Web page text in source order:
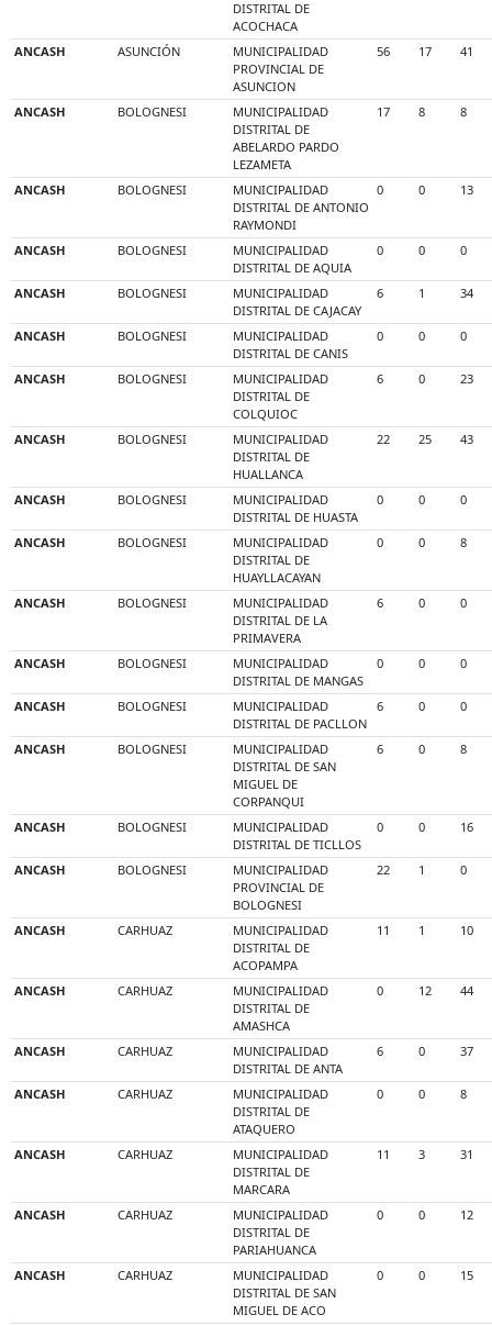
DISTRITAL DE
ACOCHACA
ANCASH ASUNCIÓN
MUNICIPALIDAD
PROVINCIAL DE
ASUNCION
56 17 41
ANCASH BOLOGNESI
MUNICIPALIDAD
DISTRITAL DE
ABELARDO PARDO
LEZAMETA
17 8 8
ANCASH BOLOGNESI
MUNICIPALIDAD
DISTRITAL DE ANTONIO
RAYMONDI
0 0 13
ANCASH BOLOGNESI
MUNICIPALIDAD
DISTRITAL DE AQUIA
0 0 0
ANCASH BOLOGNESI
MUNICIPALIDAD
DISTRITAL DE CAJACAY
6 1 34
ANCASH BOLOGNESI
MUNICIPALIDAD
DISTRITAL DE CANIS
0 0 0
ANCASH BOLOGNESI
MUNICIPALIDAD
DISTRITAL DE
COLQUIOC
6 0 23
ANCASH BOLOGNESI
MUNICIPALIDAD
DISTRITAL DE
HUALLANCA
22 25 43
ANCASH BOLOGNESI
MUNICIPALIDAD
DISTRITAL DE HUASTA
0 0 0
ANCASH BOLOGNESI
MUNICIPALIDAD
DISTRITAL DE
HUAYLLACAYAN
0 0 8
ANCASH BOLOGNESI
MUNICIPALIDAD
DISTRITAL DE LA
PRIMAVERA
6 0 0
ANCASH BOLOGNESI
MUNICIPALIDAD
DISTRITAL DE MANGAS
0 0 0
ANCASH BOLOGNESI
MUNICIPALIDAD
DISTRITAL DE PACLLON
6 0 0
ANCASH BOLOGNESI
MUNICIPALIDAD
DISTRITAL DE SAN
MIGUEL DE
CORPANQUI
6 0 8
ANCASH BOLOGNESI
MUNICIPALIDAD
DISTRITAL DE TICLLOS
0 0 16
ANCASH BOLOGNESI
MUNICIPALIDAD
PROVINCIAL DE
BOLOGNESI
22 1 0
ANCASH CARHUAZ
MUNICIPALIDAD
DISTRITAL DE
ACOPAMPA
11 1 10
ANCASH CARHUAZ
MUNICIPALIDAD
DISTRITAL DE
AMASHCA
0 12 44
ANCASH CARHUAZ
MUNICIPALIDAD
DISTRITAL DE ANTA
6 0 37
ANCASH CARHUAZ
MUNICIPALIDAD
DISTRITAL DE
ATAQUERO
0 0 8
ANCASH CARHUAZ
MUNICIPALIDAD
DISTRITAL DE
MARCARA
11 3 31
ANCASH CARHUAZ
MUNICIPALIDAD
DISTRITAL DE
PARIAHUANCA
0 0 12
ANCASH CARHUAZ
MUNICIPALIDAD
DISTRITAL DE SAN
MIGUEL DE ACO
0 0 15